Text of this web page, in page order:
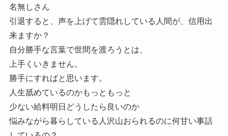
名無しさん
引退すると、声を上げて雲隠れしている人間が、信用出
来ますか？
自分勝手な言葉で世間を渡ろうとは、
上手くいきません。
勝手にすればと思います。
人生舐めているのかもっともっと
少ない給料明日どうしたら良いのか
悩みながら暮らしている人沢山おられるのに何甘い事話